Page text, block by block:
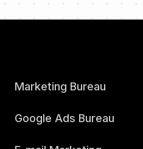
Marketing Bureau
Google Ads Bureau